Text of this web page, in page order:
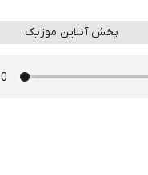
پخش آنلاین موزیک